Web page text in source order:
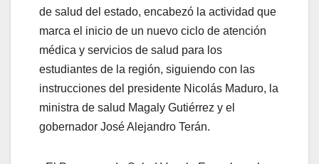
de salud del estado, encabezó la actividad que
marca el inicio de un nuevo ciclo de atención
médica y servicios de salud para los
estudiantes de la región, siguiendo con las
instrucciones del presidente Nicolás Maduro, la
ministra de salud Magaly Gutiérrez y el
gobernador José Alejandro Terán.